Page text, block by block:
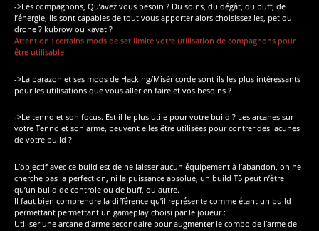
->Les compagnons, Qu’avez vous besoin ? Du soins, du dégât, du buff, de
l’énergie, ils sont capables de tout vous apporter alors choisissez les, pet ou
drone ? kubrow ou kavat ?
Attention : certains mods de set limite votre utilisation de compagnons pour
être utilisable
->La parazon et ses mods de Hacking/Miséricorde sont ils les plus intéressants
pour les utilisations que vous aller en faire et vos besoins ?
->Le tenno et son focus. Est il le plus utile pour votre build ? Les arcanes sur
votre Tenno et son arme, peuvent elles être utilisées pour contrer des lacunes
de votre build ?
L’objectif avec ce build est de ne laisser aucun équipement à l’abandon, on ne
cherche pas la perfection, ni la puissance absolue, un build T5 peut n’être
qu’un build de controle ou de buff, ou autre.
Il faut bien comprendre la différence qu’il représente comme étant un build
permettant permettant un gameplay choisi par le joueur :
Utiliser une arcane d’arme secondaire pour augmenter le combo de l’arme de